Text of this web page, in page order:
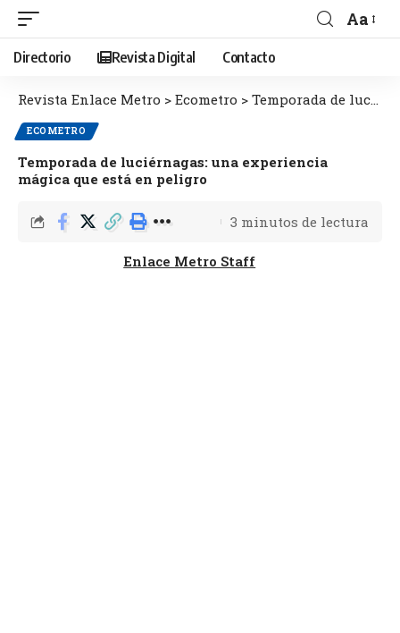
Aa
Directorio Revista Digital Contacto
Revista Enlace Metro > Ecometro > Temporada de luciérnagas: una experiencia mágica que está en peligro
ECOMETRO
Temporada de luciérnagas: una experiencia
mágica que está en peligro
Enlace Metro Staff
3 minutos de lectura